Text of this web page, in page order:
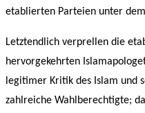
etablierten Parteien unter
Letztendlich verprellen die
hervorgekehrten
legitimer Kritik des Islam und
zahlreiche Wahlberechtigte;